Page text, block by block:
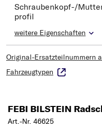
Schraubenkopf-/
profil
weitere Eigenschaften
Original-Ersatzteilnummern
Fahrzeugtypen
FEBI BILSTEIN
Art.-Nr. 46625